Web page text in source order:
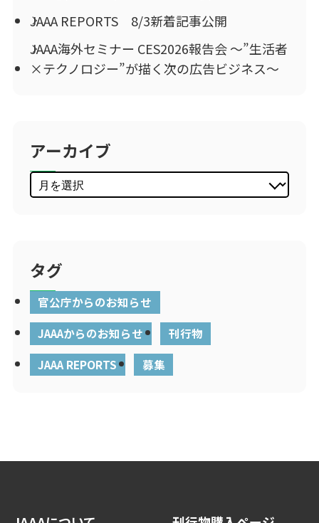
JAAA REPORTS 8/3新着記事公開
JAAA海外セミナー CES2026報告会 ～”生活者
×テクノロジー”が描く次の広告ビジネス～
アーカイブ
タグ
官公庁からのお知らせ
JAAAからのお知らせ
刊行物
JAAA REPORTS
募集